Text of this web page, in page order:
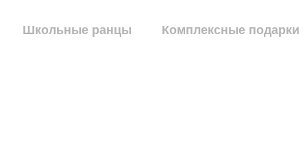
Школьные ранцы Комплексные подарки